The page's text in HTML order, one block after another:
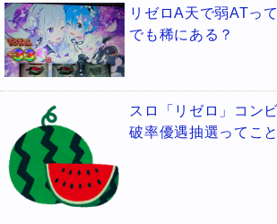
リゼロA天で弱ATっ
でも稀にある？
スロ「リゼロ」コン
破率優遇抽選ってこ